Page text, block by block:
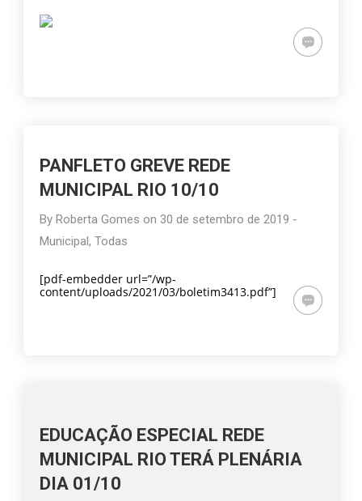
PANFLETO GREVE REDE
MUNICIPAL RIO 10/10
ByRoberta Gomes on 30 de setembro de 2019 -
Municipal,Todas
[pdf-embedder url=”/wp-
content/uploads/2021/03/boletim3413.pdf”]
EDUCAÇÃO ESPECIAL REDE
MUNICIPAL RIO TERÁ PLENÁRIA
DIA 01/10